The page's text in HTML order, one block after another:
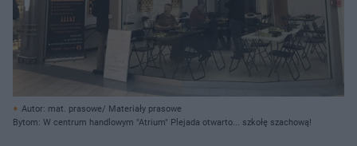
Autor: mat. prasowe/ Materiały prasowe
Bytom: W centrum handlowym "Atrium" Plejada otwarto... szkołę szachową!